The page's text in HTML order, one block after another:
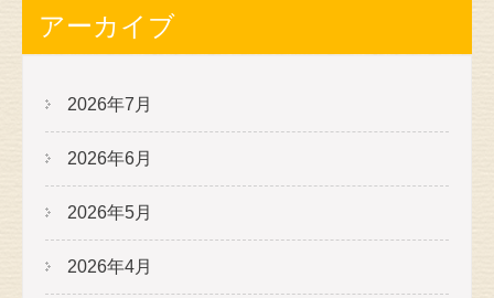
アーカイブ
2026年7月
2026年6月
2026年5月
2026年4月